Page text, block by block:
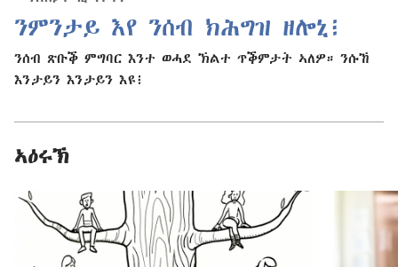
ንምንታይ እየ ንሰብ ክሕግዝ ዘሎኒ፧
ንሰብ ጽቡቕ ምግባር እንተ ወሓደ ኽልተ ጥቕምታት ኣለዎ። ንሱኸ
እንታይን እንታይን እዩ፧
ኣዕሩኽ